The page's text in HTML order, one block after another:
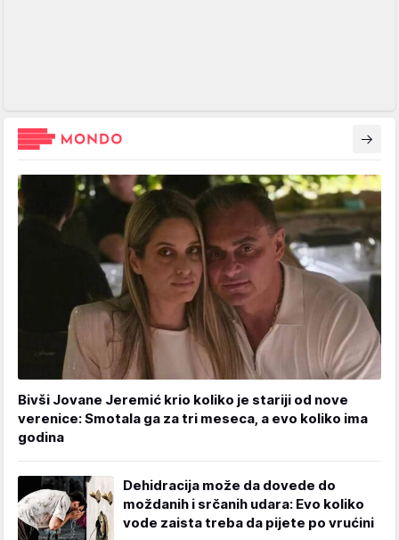
Bivši Jovane Jeremić krio koliko je stariji od nove
verenice: Smotala ga za tri meseca, a evo koliko ima
godina
Dehidracija može da dovede do
moždanih i srčanih udara: Evo koliko
vode zaista treba da pijete po vrućini